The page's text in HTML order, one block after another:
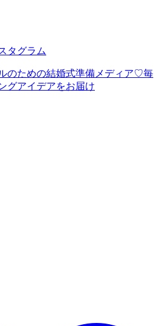
タグラム
のための結婚式準備メディア♡毎
グアイデアをお届け